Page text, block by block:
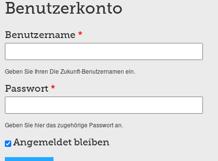
Benutzerkonto
Benutzername *
Geben Sie Ihren Die Zukunft-Benutzernamen ein.
Passwort *
Geben Sie hier das zugehörige Passwort an.
Angemeldet bleiben